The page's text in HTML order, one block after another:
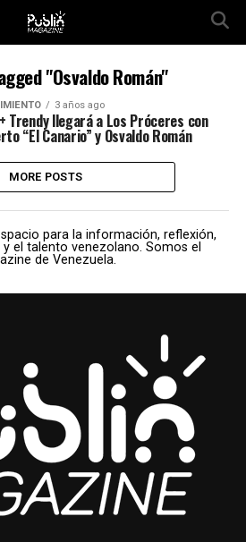
"Osvaldo Román"
3 años ago
Trendy llegará a Los Próceres con
“El Canario” y Osvaldo Román
MORE POSTS
para la información, reflexión,
el talento venezolano. Somos el
de Venezuela.